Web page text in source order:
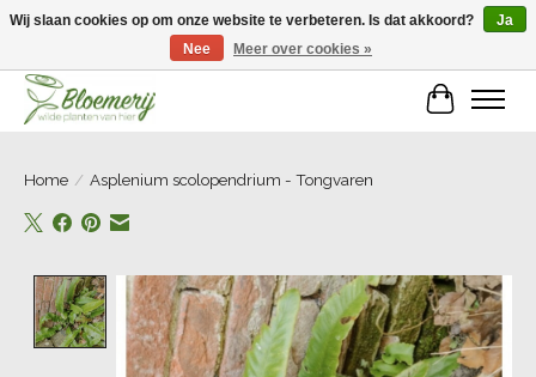
Home / Asplenium scolopendrium - Tongvaren
Product image slideshow Items
Wij slaan cookies op om onze website te verbeteren. Is dat akkoord?
Ja
Nee
Meer over cookies »